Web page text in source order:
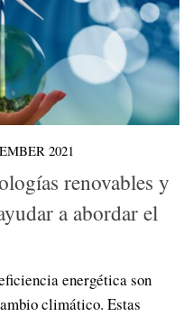
2021
renovables y
a abordar el
energética son
climático. Estas